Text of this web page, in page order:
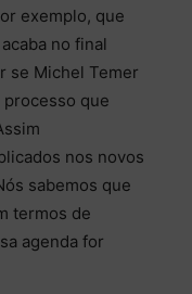
exemplo, que
no final
se Michel Temer
processo que
nos novos
sabemos que
termos de
agenda for